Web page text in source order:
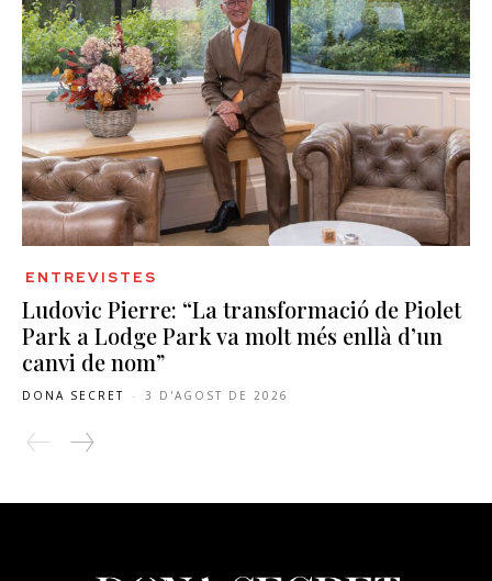
ENTREVISTES
Ludovic Pierre: “La transformació de Piolet
Park a Lodge Park va molt més enllà d’un
canvi de nom”
DONA SECRET - 3 D'AGOST DE 2026